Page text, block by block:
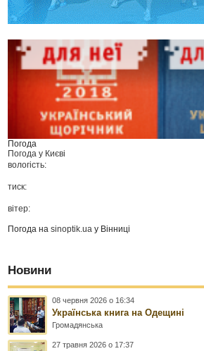
Погода
Погода у Києві
вологість:
тиск:
вітер:
Погода наsinoptik.ua у Вінниці
Новини
08 червня 2026 о 16:34
Українська книга на Одещині
Громадянська
27 травня 2026 о 17:37